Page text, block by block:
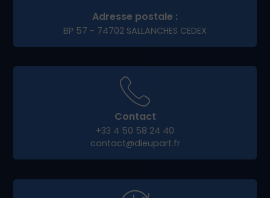
Adresse postale :
BP 57 - 74702 SALLANCHES CEDEX
Contact
+33 4 50 58 24 40
contact@dieupart.fr